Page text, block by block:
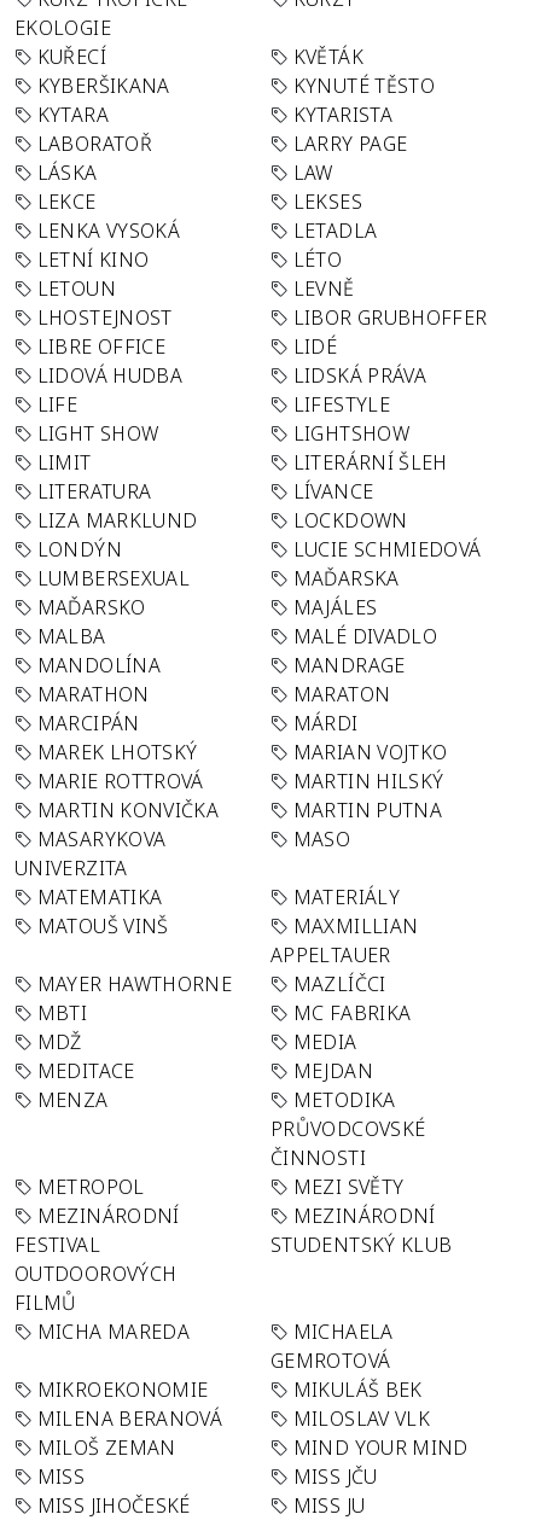
EKOLOGIE
KUŘECÍ
KVĚTÁK
KYBERŠIKANA
KYNUTÉ TĚSTO
KYTARA
KYTARISTA
LABORATOŘ
LARRY PAGE
LÁSKA
LAW
LEKCE
LEKSES
LENKA VYSOKÁ
LETADLA
LETNÍ KINO
LÉTO
LETOUN
LEVNĚ
LHOSTEJNOST
LIBOR GRUBHOFFER
LIBRE OFFICE
LIDÉ
LIDOVÁ HUDBA
LIDSKÁ PRÁVA
LIFE
LIFESTYLE
LIGHT SHOW
LIGHTSHOW
LIMIT
LITERÁRNÍ ŠLEH
LITERATURA
LÍVANCE
LIZA MARKLUND
LOCKDOWN
LONDÝN
LUCIE SCHMIEDOVÁ
LUMBERSEXUAL
MAĎARSKA
MAĎARSKO
MAJÁLES
MALBA
MALÉ DIVADLO
MANDOLÍNA
MANDRAGE
MARATHON
MARATON
MARCIPÁN
MÁRDI
MAREK LHOTSKÝ
MARIAN VOJTKO
MARIE ROTTROVÁ
MARTIN HILSKÝ
MARTIN KONVIČKA
MARTIN PUTNA
MASARYKOVA
UNIVERZITA
MASO
MATEMATIKA
MATERIÁLY
MATOUŠ VINŠ
MAXMILLIAN
APPELTAUER
MAYER HAWTHORNE
MAZLÍČCI
MBTI
MC FABRIKA
MDŽ
MEDIA
MEDITACE
MEJDAN
MENZA
METODIKA
PRŮVODCOVSKÉ
ČINNOSTI
METROPOL
MEZI SVĚTY
MEZINÁRODNÍ
FESTIVAL
OUTDOOROVÝCH
FILMŮ
MEZINÁRODNÍ
STUDENTSKÝ KLUB
MICHA MAREDA
MICHAELA
GEMROTOVÁ
MIKROEKONOMIE
MIKULÁŠ BEK
MILENA BERANOVÁ
MILOSLAV VLK
MILOŠ ZEMAN
MIND YOUR MIND
MISS
MISS JČU
MISS JIHOČESKÉ
MISS JU